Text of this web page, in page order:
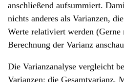
anschließend aufsummiert.
nichts anderes als Varianzen,
Werte relativiert werden
Berechnung der Varianz
Die Varianzanalyse vergleicht
Varianzen: die Gesamtvarianz,